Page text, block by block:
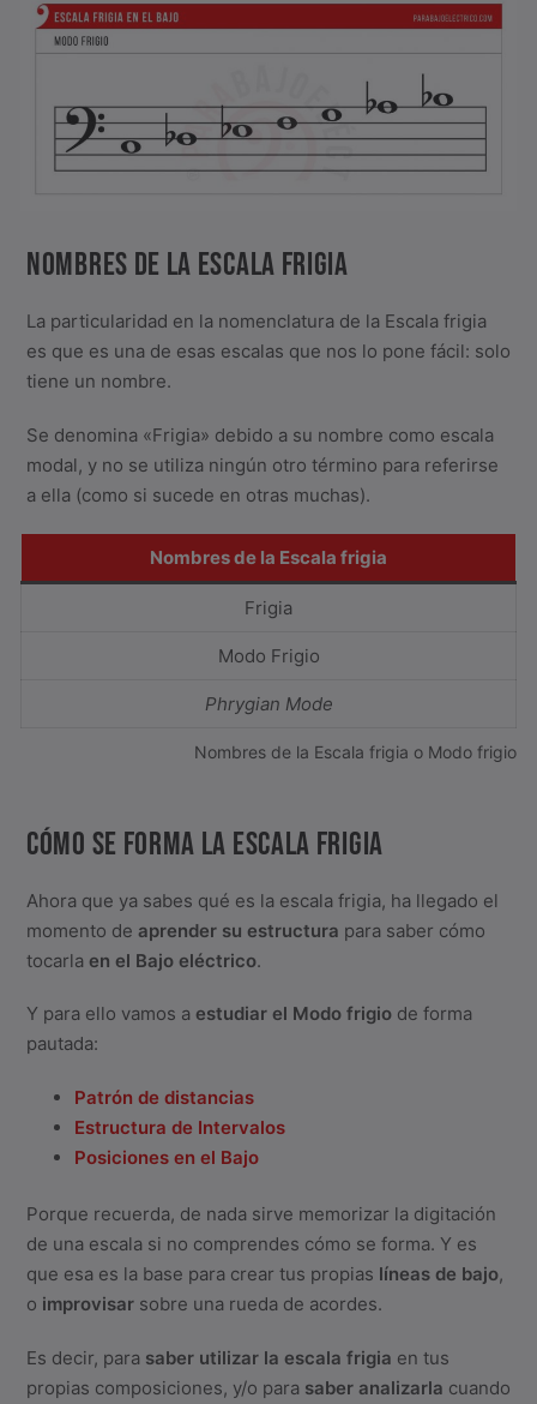
NOMBRES DE LA ESCALA FRIGIA
La particularidad en la nomenclatura de la Escala frigia
es que es una de esas escalas que nos lo pone fácil: solo
tiene un nombre.
Se denomina «Frigia» debido a su nombre como escala
modal, y no se utiliza ningún otro término para referirse
a ella (como si sucede en otras muchas).
Nombres de la Escala frigia
Frigia
Modo Frigio
Phrygian Mode
Nombres de la Escala frigia o Modo frigio
CÓMO SE FORMA LA ESCALA FRIGIA
Ahora que ya sabes qué es la escala frigia, ha llegado el
momento de aprender su estructura para saber cómo
tocarla en el Bajo eléctrico.
Y para ello vamos a estudiar el Modo frigio de forma
pautada:
Patrón de distancias
Estructura de Intervalos
Posiciones en el Bajo
Porque recuerda, de nada sirve memorizar la digitación
de una escala si no comprendes cómo se forma. Y es
que esa es la base para crear tus propias líneas de bajo,
o improvisar sobre una rueda de acordes.
Es decir, para saber utilizar la escala frigia en tus
propias composiciones, y/o para saber analizarla cuando